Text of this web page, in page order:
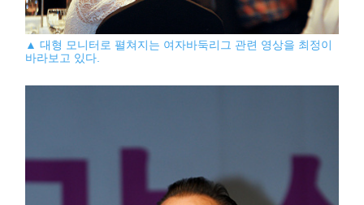
▲ 대형 모니터로 펼쳐지는 여자바둑리그 관련 영상을 최정이
바라보고 있다.